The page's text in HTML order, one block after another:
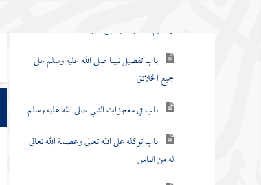
وتسليم الحجر عليه قبل النبوة
باب تفضيل نبينا صلى الله عليه وسلم على
جميع الخلائق
باب في معجزات النبي صلى الله عليه وسلم
باب توكله على الله تعالى وعصمة الله تعالى
له من الناس